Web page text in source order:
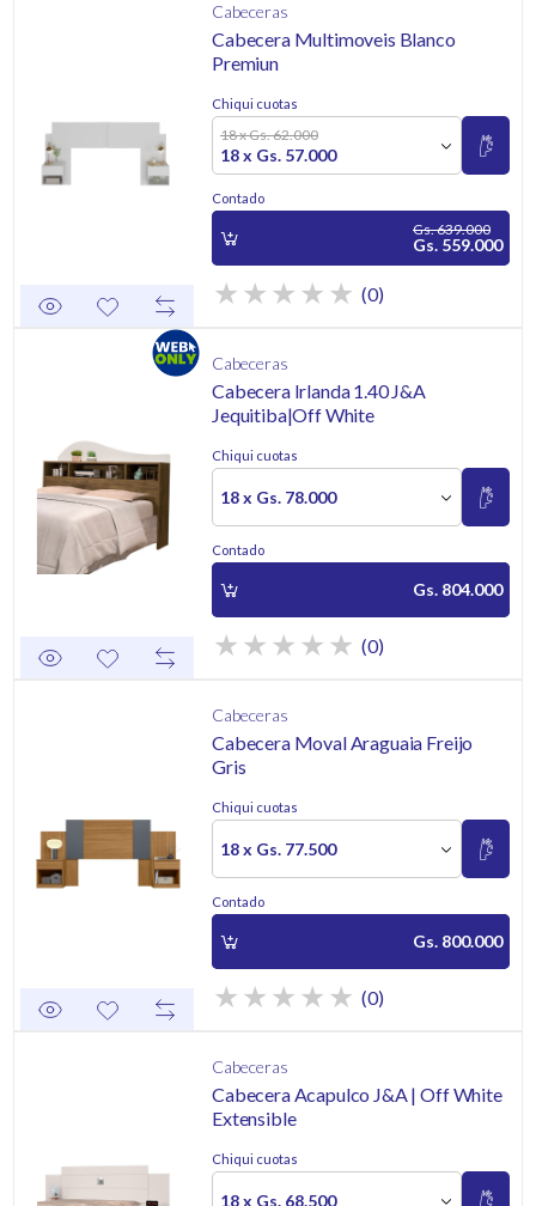
Cabeceras
Cabecera Multimoveis Blanco
Premiun
Chiqui cuotas
18 x Gs. 62.000
18 x Gs. 57.000
Contado
Gs. 639.000
Gs. 559.000
(0)
Cabeceras
Cabecera Irlanda 1.40 J&A
Jequitiba|Off White
Chiqui cuotas
18 x Gs. 78.000
Contado
Gs. 804.000
(0)
Cabeceras
Cabecera Moval Araguaia Freijo
Gris
Chiqui cuotas
18 x Gs. 77.500
Contado
Gs. 800.000
(0)
Cabeceras
Cabecera Acapulco J&A | Off White
Extensible
Chiqui cuotas
18 x Gs. 68.500